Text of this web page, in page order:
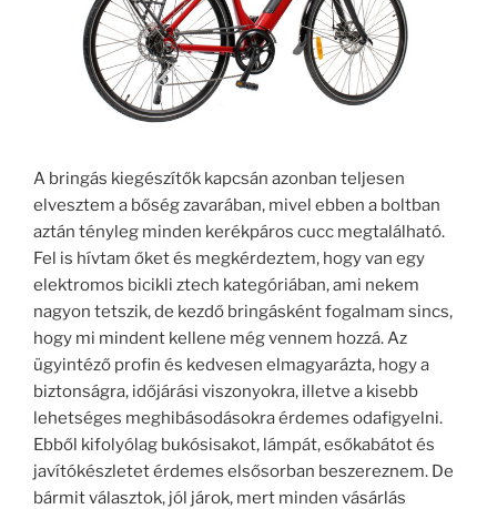
A bringás kiegészítők kapcsán azonban teljesen
elvesztem a bőség zavarában, mivel ebben a boltban
aztán tényleg minden kerékpáros cucc megtalálható.
Fel is hívtam őket és megkérdeztem, hogy van egy
elektromos bicikli ztech kategóriában, ami nekem
nagyon tetszik, de kezdő bringásként fogalmam sincs,
hogy mi mindent kellene még vennem hozzá. Az
ügyintéző profin és kedvesen elmagyarázta, hogy a
biztonságra, időjárási viszonyokra, illetve a kisebb
lehetséges meghibásodásokra érdemes odafigyelni.
Ebből kifolyólag bukósisakot, lámpát, esőkabátot és
javítókészletet érdemes elsősorban beszereznem. De
bármit választok, jól járok, mert minden vásárlás